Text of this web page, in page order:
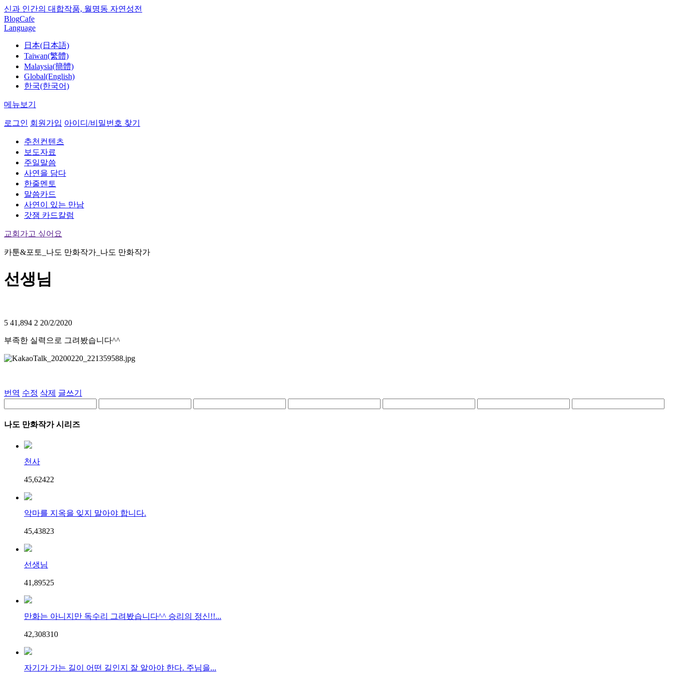
신과 인간의 대합작품, 월명동 자연성전
BlogCafe
Language
日本(日本語)
Taiwan(繁體)
Malaysia(簡體)
Global(English)
한국(한국어)
메뉴보기
로그인 회원가입 아이디/비밀번호 찾기
추천컨텐츠
보도자료
주일말씀
사연을 담다
한줄멘토
말씀카드
사연이 있는 만남
갓잼 카드칼럼
교회가고 싶어요
카툰&포토_나도 만화작가_나도 만화작가
선생님
5 41,894 2 20/2/2020
부족한 실력으로 그려봤습니다^^
번역 수정 삭제 글쓰기
나도 만화작가 시리즈
천사
45,62422
악마를 지옥을 잊지 말아야 합니다.
45,43823
선생님
41,89525
만화는 아니지만 독수리 그려봤습니다^^ 승리의 정신!!...
42,308310
자기가 가는 길이 어떤 길인지 잘 알아야 한다. 주님을...